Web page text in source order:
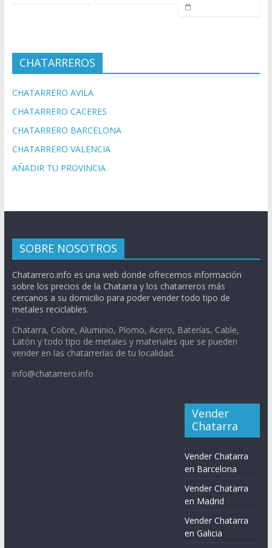
CHATARREROS
CHATARRERO AVILA
CHATARRERO CACERES
CHATARRERO BARCELONA
CHATARRERO VALENCIA
AÑADIR TU PROVINCIA
SOBRE NOSOTROS
Chatarrero.info es una web donde ofrecemos información
sobre los precios de la Chatarra y los chatarreros más
cercanos a su domicilio para poder vender todo tipo de
metales reciclables.
Chatarra, Cobre, Aluminio, Plomo, Acero, Baterías, Cable,
Latón y todo tipo de metales y materiales que se pueden
vender en las chatarrerías de tu localidad.
info@chatarrero.info
Vender
Chatarra
Vender Chatarra
en Barcelona
Vender Chatarra
en Madrid
Vender Chatarra
en Galicia